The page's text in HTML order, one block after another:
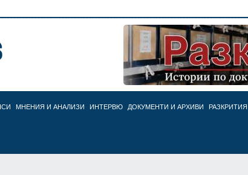
МНЕНИЯ И АНАЛИЗИ ИНТЕРВЮ ДОКУМЕНТИ И АРХИВИ РАЗКРИТИЯ